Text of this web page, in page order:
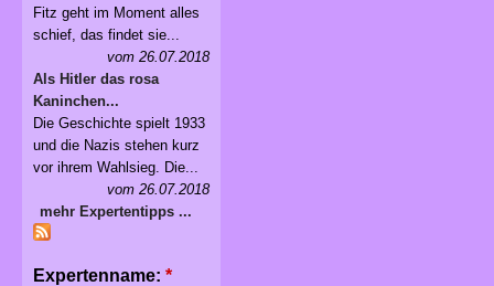
Fitz geht im Moment alles
schief, das findet sie...
vom 26.07.2018
Als Hitler das rosa
Kaninchen...
Die Geschichte spielt 1933
und die Nazis stehen kurz
vor ihrem Wahlsieg. Die...
vom 26.07.2018
mehr Expertentipps ...
Expertenname: *